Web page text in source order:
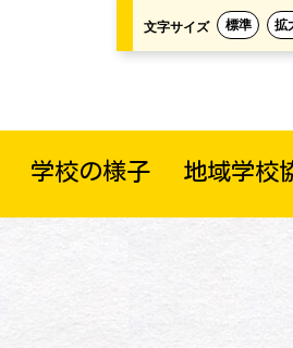
文字サイズ 標準 拡
学校の様子 地域学校